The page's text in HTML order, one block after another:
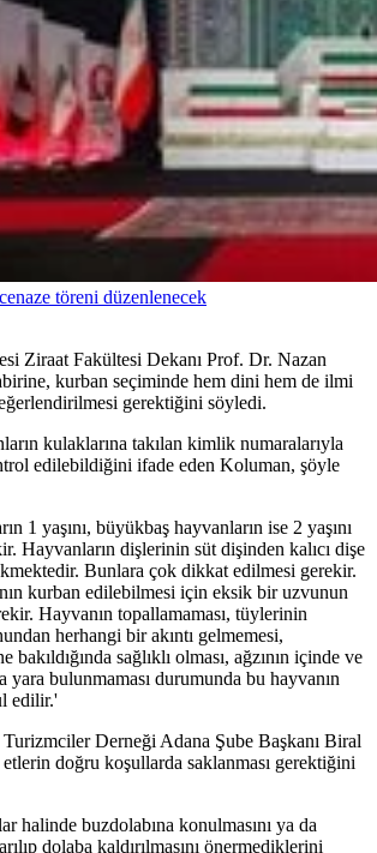
töreni düzenlenecek
Ziraat Fakültesi Dekanı Prof. Dr. Nazan
kurban seçiminde hem dini hem de ilmi
gerektiğini söyledi.
kulaklarına takılan kimlik numaralarıyla
edilebildiğini ifade eden Koluman, şöyle
1 yaşını, büyükbaş hayvanların ise 2 yaşını
Hayvanların dişlerinin süt dişinden kalıcı dişe
Bunlara çok dikkat edilmesi gerekir.
kurban edilebilmesi için eksik bir uzvunun
Hayvanın topallamaması, tüylerinin
herhangi bir akıntı gelmemesi,
bakıldığında sağlıklı olması, ağzının içinde ve
yara bulunmaması durumunda bu hayvanın
edilir.'
Derneği Adana Şube Başkanı Biral
etlerin doğru koşullarda saklanması gerektiğini
halinde buzdolabına konulmasını ya da
dolaba kaldırılmasını önermediklerini